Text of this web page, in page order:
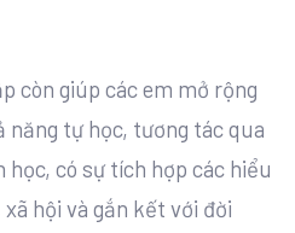
còn giúp các em mở rộng
tự học, tương tác qua
có sự tích hợp các hiểu
hội và gắn kết với đời